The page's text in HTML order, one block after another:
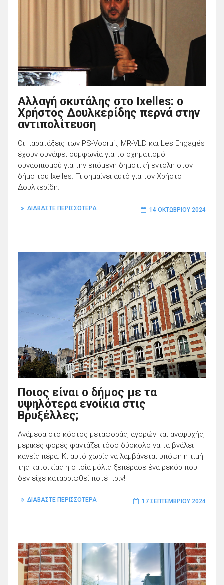
Αλλαγή σκυτάλης στο Ixelles: ο
Χρήστος Δουλκερίδης περνά στην
αντιπολίτευση
Οι παρατάξεις των PS-Vooruit, MR-VLD και Les Engagés
έχουν συνάψει συμφωνία για το σχηματισμό
συνασπισμού για την επόμενη δημοτική εντολή στον
δήμο του Ixelles. Τι σημαίνει αυτό για τον Χρήστο
Δουλκερίδη.
ΔΙΑΒΑΣΤΕ ΠΕΡΙΣΣΟΤΕΡΑ 14 ΟΚΤΩΒΡΊΟΥ 2024
Ποιος είναι ο δήμος με τα
υψηλότερα ενοίκια στις
Βρυξέλλες;
Ανάμεσα στο κόστος μεταφοράς, αγορών και αναψυχής,
μερικές φορές φαντάζει τόσο δύσκολο να τα βγάλει
κανείς πέρα. Κι αυτό χωρίς να λαμβάνεται υπόψη η τιμή
της κατοικίας η οποία μόλις ξεπέρασε ένα ρεκόρ που
δεν είχε καταρριφθεί ποτέ πριν!
ΔΙΑΒΑΣΤΕ ΠΕΡΙΣΣΟΤΕΡΑ 17 ΣΕΠΤΕΜΒΡΊΟΥ 2024